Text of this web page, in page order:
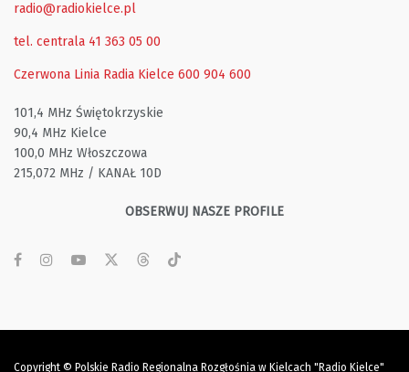
radio@radiokielce.pl
tel. centrala 41 363 05 00
Czerwona Linia Radia Kielce 600 904 600
101,4 MHz Świętokrzyskie
90,4 MHz Kielce
100,0 MHz Włoszczowa
215,072 MHz / KANAŁ 10D
OBSERWUJ NASZE PROFILE
Copyright © Polskie Radio Regionalna Rozgłośnia w Kielcach "Radio Kielce"